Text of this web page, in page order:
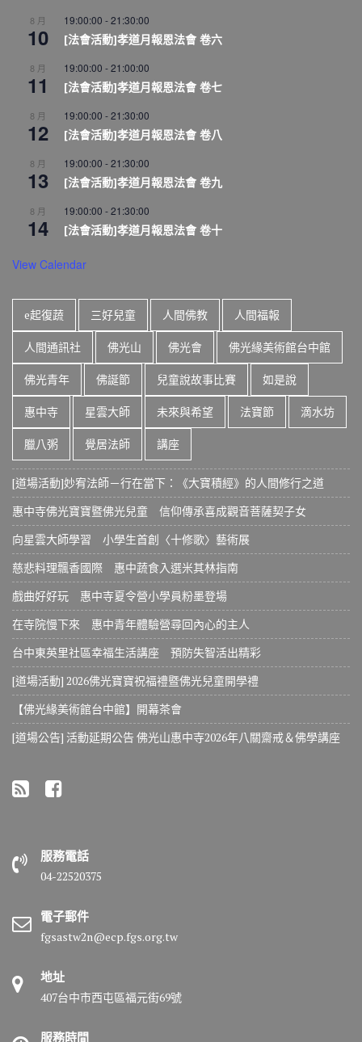
8 月
10
19:00:00 -21:30:00
[法會活動]孝道月報恩法會 卷六
8 月
11
19:00:00 -21:00:00
[法會活動]孝道月報恩法會 卷七
8 月
12
19:00:00 -21:30:00
[法會活動]孝道月報恩法會 卷八
8 月
13
19:00:00 -21:30:00
[法會活動]孝道月報恩法會 卷九
8 月
14
19:00:00 -21:30:00
[法會活動]孝道月報恩法會 卷十
View Calendar
e起復蔬 三好兒童 人間佛教 人間福報
人間通訊社 佛光山 佛光會 佛光緣美術館台中館
佛光青年 佛誕節 兒童說故事比賽 如是說
惠中寺 星雲大師 未來與希望 法寶節 滴水坊
臘八粥 覺居法師 講座
[道場活動]妙宥法師－行在當下：《大寶積經》的人間修行之道
惠中寺佛光寶寶暨佛光兒童 信仰傳承喜成觀音菩薩契子女
向星雲大師學習 小學生首創〈十修歌〉藝術展
慈悲料理飄香國際 惠中蔬食入選米其林指南
戲曲好好玩 惠中寺夏令營小學員粉墨登場
在寺院慢下來 惠中青年體驗營尋回內心的主人
台中東英里社區幸福生活講座 預防失智活出精彩
[道場活動] 2026佛光寶寶祝福禮暨佛光兒童開學禮
【佛光緣美術館台中館】開幕茶會
[道場公告] 活動延期公告 佛光山惠中寺2026年八關齋戒＆佛學講座
服務電話
04-22520375
電子郵件
fgsastw2n@ecp.fgs.org.tw
地址
407台中市西屯區福元街69號
服務時間